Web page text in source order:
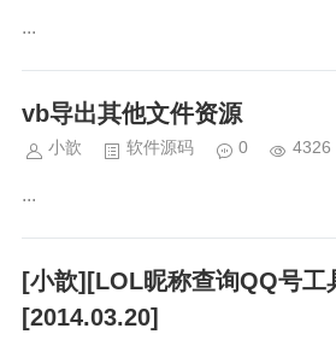
...
vb导出其他文件资源
小歆 软件源码 0 4326
...
[小歆][LOL昵称查询QQ号工
[2014.03.20]